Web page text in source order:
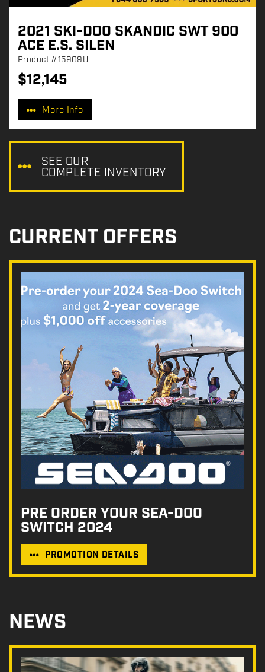
2021 SKI-DOO SKANDIC SWT 900
ACE E.S. SILEN
Product#15909U
P
r
c
$12,145
More Info
SEE OUR
COMPLETE INVENTORY
CURRENT OFFERS
PRE ORDER YOUR SEA-DOO
SWITCH 2024
PROMOTION DETAILS
NEWS